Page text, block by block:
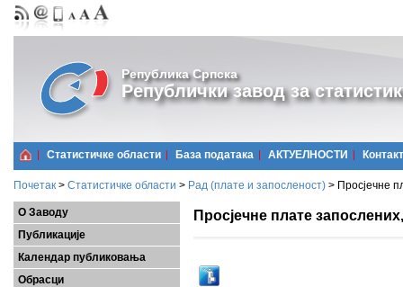
Република Српска
Републички завод за
Статистичке области Базa података АКТУЕЛНОСТИ Контакт
Почетак > Статистичке области > Рад (плате и запосленост) > Просјечне
О Заводу
Публикације
Календар публиковања
Обрасци
Просјечне плате